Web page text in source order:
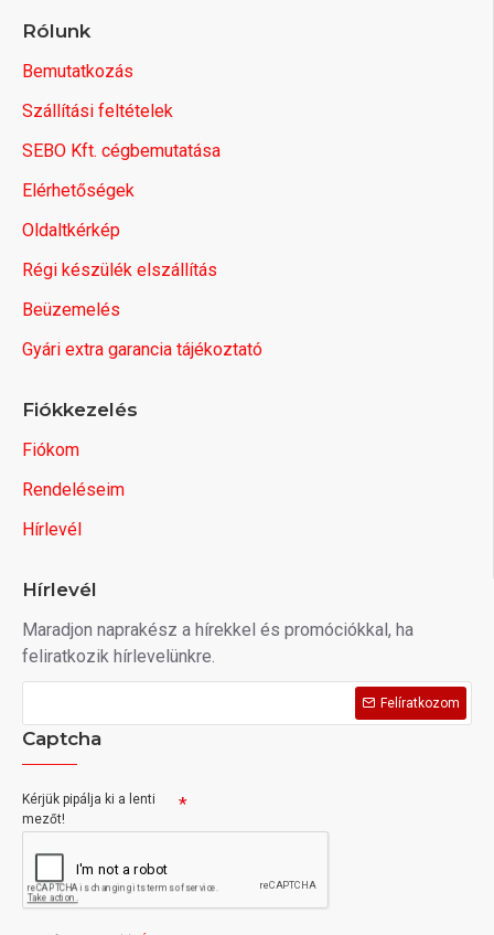
Rólunk
Bemutatkozás
Szállítási feltételek
SEBO Kft. cégbemutatása
Elérhetőségek
Oldaltkérkép
Régi készülék elszállítás
Beüzemelés
Gyári extra garancia tájékoztató
Fiókkezelés
Fiókom
Rendeléseim
Hírlevél
Hírlevél
Maradjon naprakész a hírekkel és promóciókkal, ha
feliratkozik hírlevelünkre.
Felíratkozom
Captcha
Kérjük pipálja ki a lenti
mezőt!